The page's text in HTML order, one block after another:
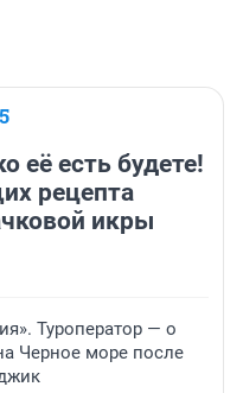
её есть будете!
рецепта
икры
Туроператор — о
Черное море после